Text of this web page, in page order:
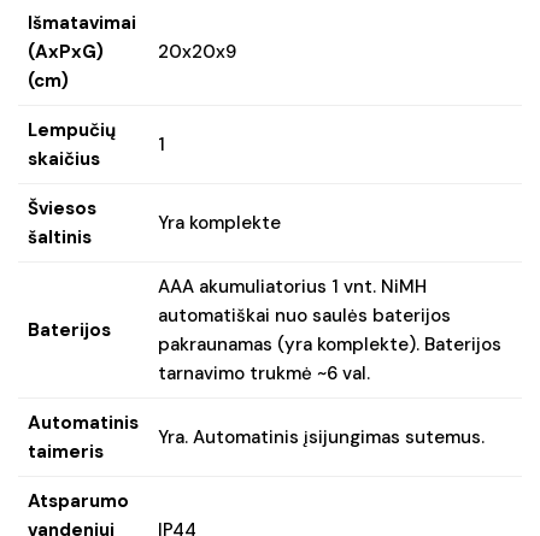
Išmatavimai
(AxPxG)
(cm)
20x20x9
Lempučių
skaičius
1
Šviesos
šaltinis
Yra komplekte
Baterijos
AAA akumuliatorius 1 vnt. NiMH
automatiškai nuo saulės baterijos
pakraunamas (yra komplekte). Baterijos
tarnavimo trukmė ~6 val.
Automatinis
taimeris
Yra. Automatinis įsijungimas sutemus.
Atsparumo
vandeniui
IP44